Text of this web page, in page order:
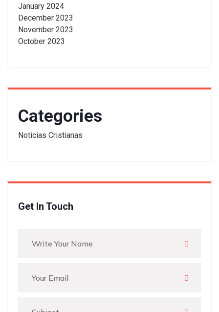
January 2024
December 2023
November 2023
October 2023
Categories
Noticias Cristianas
Get In Touch